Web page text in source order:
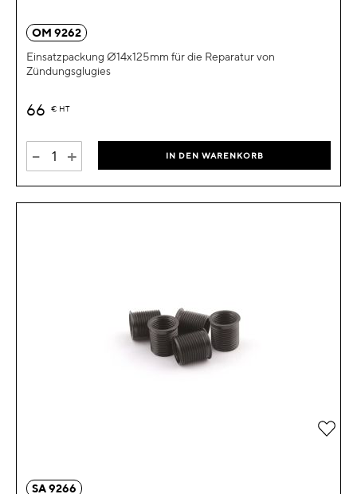
OM 9262
Einsatzpackung Ø14x125mm für die Reparatur von
Zündungsglugies
66 € HT
- + IN DEN WARENKORB
SA 9266
Zur